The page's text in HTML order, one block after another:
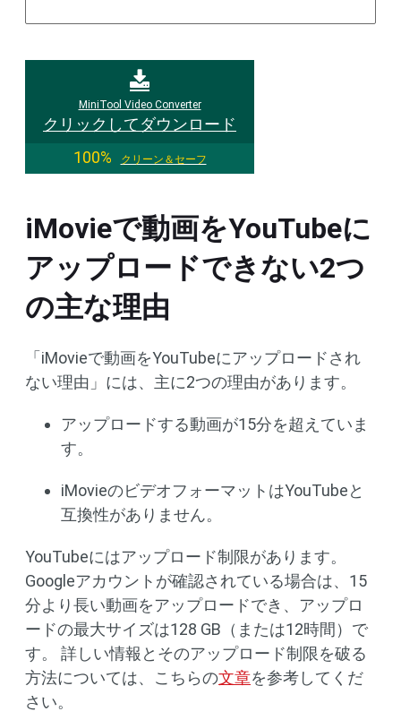
MiniTool Video Converter
クリックしてダウンロード
100%
クリーン＆セーフ
iMovieで動画をYouTubeに
アップロードできない2つ
の主な理由
「iMovieで動画をYouTubeにアップロードされ
ない理由」には、主に2つの理由があります。
アップロードする動画が15分を超えていま
す。
iMovieのビデオフォーマットはYouTubeと
互換性がありません。
YouTubeにはアップロード制限があります。
Googleアカウントが確認されている場合は、15
分より長い動画をアップロードでき、アップロ
ードの最大サイズは128 GB（または12時間）で
す。 詳しい情報とそのアップロード制限を破る
方法については、こちらの文章を参考してくだ
さい。